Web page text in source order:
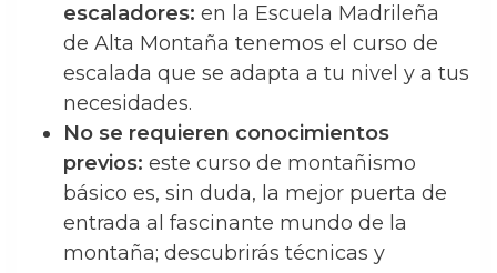
escaladores: en la Escuela Madrileña
de Alta Montaña tenemos el curso de
escalada que se adapta a tu nivel y a tus
necesidades.
No se requieren conocimientos
previos: este curso de montañismo
básico es, sin duda, la mejor puerta de
entrada al fascinante mundo de la
montaña; descubrirás técnicas y